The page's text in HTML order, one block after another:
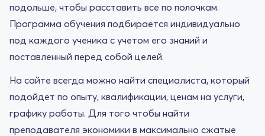
подольше, чтобы расставить все по полочкам.
Программа обучения подбирается индивидуально
под каждого ученика с учетом его знаний и
поставленный перед собой целей.
На сайте всегда можно найти специалиста, который
подойдет по опыту, квалификации, ценам на услуги,
графику работы. Для того чтобы найти
преподавателя экономики в максимально сжатые